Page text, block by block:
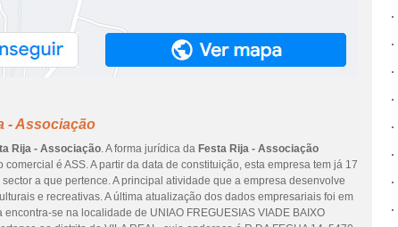
- Associação
Rija - Associação. A forma jurídica da Festa Rija - Associação
é ASS. A partir da data de constituição, esta empresa tem já 17
a que pertence. A principal atividade que a empresa desenvolve
e recreativas. A última atualização dos dados empresariais foi em
se na localidade de UNIAO FREGUESIAS VIADE BAIXO